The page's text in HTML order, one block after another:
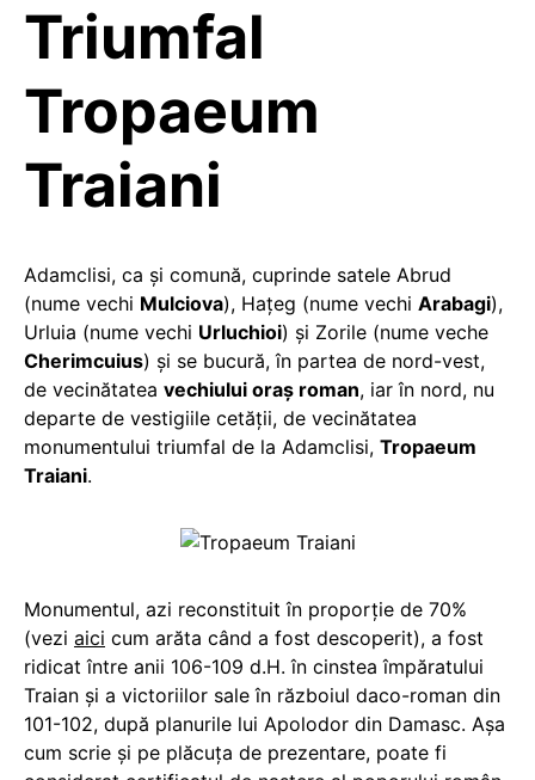
Triumfal
Tropaeum
Traiani
Adamclisi, ca şi comună, cuprinde satele Abrud
(nume vechi Mulciova), Haţeg (nume vechi Arabagi),
Urluia (nume vechi Urluchioi) şi Zorile (nume veche
Cherimcuius) şi se bucură, în partea de nord-vest,
de vecinătatea vechiului oraş roman, iar în nord, nu
departe de vestigiile cetăţii, de vecinătatea
monumentului triumfal de la Adamclisi, Tropaeum
Traiani.
Monumentul, azi reconstituit în proporţie de 70%
(vezi aici cum arăta când a fost descoperit), a fost
ridicat între anii 106-109 d.H. în cinstea împăratului
Traian şi a victoriilor sale în războiul daco-roman din
101-102, după planurile lui Apolodor din Damasc. Aşa
cum scrie şi pe plăcuţa de prezentare, poate fi